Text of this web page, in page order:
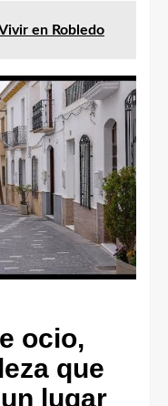
en Robledo
ocio,
que
lugar